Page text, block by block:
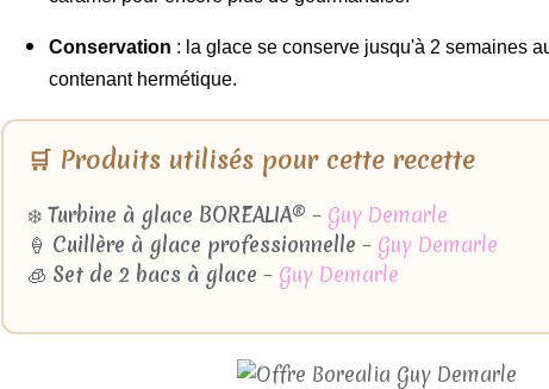
Conservation : la glace se conserve jusqu'à 2 semaines
contenant hermétique.
🛒 Produits utilisés pour cette recette
❄️ Turbine à glace BOREALIA® – Guy Demarle
🍦 Cuillère à glace professionnelle – Guy Demarle
🧊 Set de 2 bacs à glace – Guy Demarle